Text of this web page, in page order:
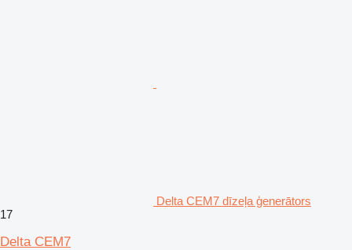
Delta CEM7 dīzeļa ģenerātors
17
Delta CEM7